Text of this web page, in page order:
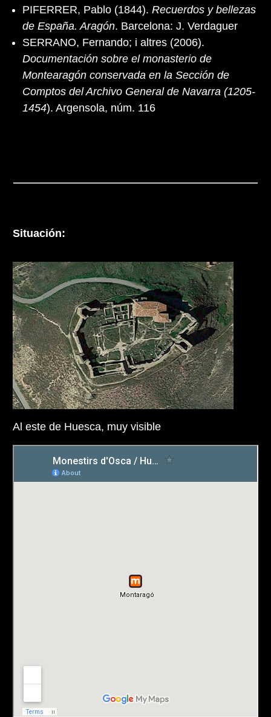
PIFERRER, Pablo (1844). Recuerdos y bellezas
de España. Aragón. Barcelona: J. Verdaguer
SERRANO, Fernando; i altres (2006).
Documentación sobre el monasterio de
Montearagón conservada en la Sección de
Comptos del Archivo General de Navarra (1205-
1454). Argensola, núm. 116
Situación:
Al este de Huesca, muy visible